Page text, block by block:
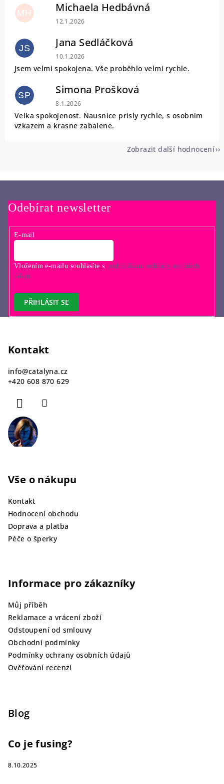
MH Michaela Hedbávná
Hodnocení obchodu je 5 z 5 hvězdiček.
12.1.2026
JS Jana Sedláčková
Hodnocení obchodu je 5 z 5 hvězdiček.
10.1.2026
Jsem velmi spokojena. Vše proběhlo velmi rychle.
SP Simona Prošková
Hodnocení obchodu je 5 z 5 hvězdiček.
8.1.2026
Velka spokojenost. Nausnice prisly rychle, s osobnim
vzkazem a krasne zabalene.
Zobrazit další hodnocení
Odebírat newsletter
E-mail
Vložením e-mailu souhlasíte s podmínkami ochrany osobních
údajů
PŘIHLÁSIT SE
Kontakt
info@catalyna.cz
+420 608 870 629
Vše o nákupu
Kontakt
Hodnocení obchodu
Doprava a platba
Péče o šperky
Informace pro zákazníky
Můj příběh
Reklamace a vrácení zboží
Odstoupení od smlouvy
Obchodní podmínky
Podmínky ochrany osobních údajů
Ověřování recenzí
Blog
Co je fusing?
8.10.2025